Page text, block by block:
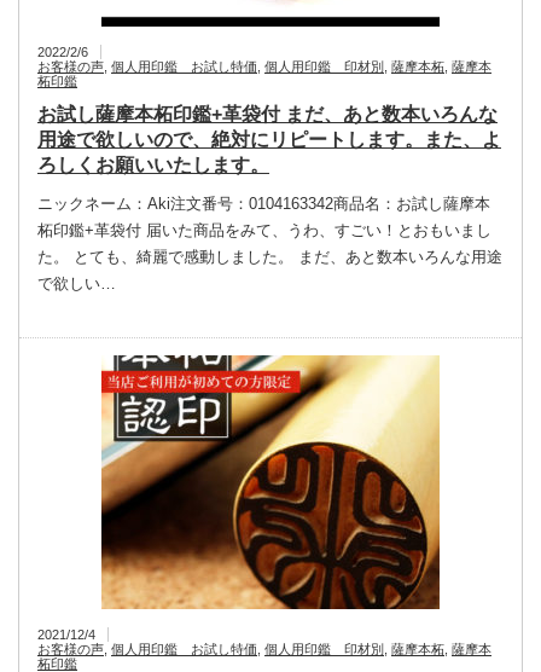
2022/2/6
お客様の声 個人用印鑑 お試し特価 個人用印鑑 印材別 薩摩本柘 薩摩本
柘印鑑
お試し薩摩本柘印鑑+革袋付 まだ、あと数本いろんな
用途で欲しいので、絶対にリピートします。また、よ
ろしくお願いいたします。
ニックネーム：Aki注文番号：0104163342商品名：お試し薩摩本
柘印鑑+革袋付 届いた商品をみて、うわ、すごい！とおもいまし
た。 とても、綺麗で感動しました。 まだ、あと数本いろんな用途
で欲しい…
2021/12/4
お客様の声 個人用印鑑 お試し特価 個人用印鑑 印材別 薩摩本柘 薩摩本
柘印鑑